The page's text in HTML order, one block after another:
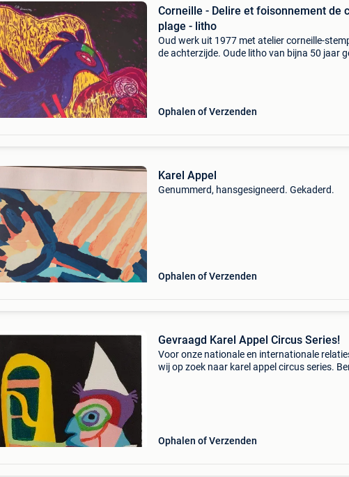
Corneille - Delire et foisonnement de
plage - litho
Oud werk uit 1977 met atelier corneille-
de achterzijde. Oude litho van bijna 50 jaar
Ophalen of Verzenden
Karel Appel
Genummerd, hansgesigneerd. Gekaderd.
Ophalen of Verzenden
Gevraagd Karel Appel Circus Series!
Voor onze nationale en internationale
wij op zoek naar karel appel circus series.
Ophalen of Verzenden